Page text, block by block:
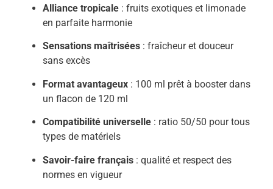
Alliance tropicale : fruits exotiques et limonade
en parfaite harmonie
Sensations maîtrisées : fraîcheur et douceur
sans excès
Format avantageux : 100 ml prêt à booster dans
un flacon de 120 ml
Compatibilité universelle : ratio 50/50 pour tous
types de matériels
Savoir-faire français : qualité et respect des
normes en vigueur